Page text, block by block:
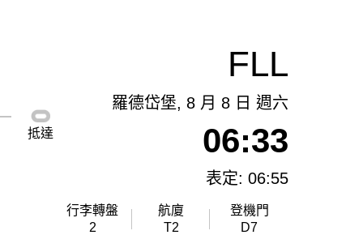
抵達
FLL
羅德岱堡, 8 月 8 日 週六
06:33
表定: 06:55
行李轉盤
2
航廈
T2
登機門
D7